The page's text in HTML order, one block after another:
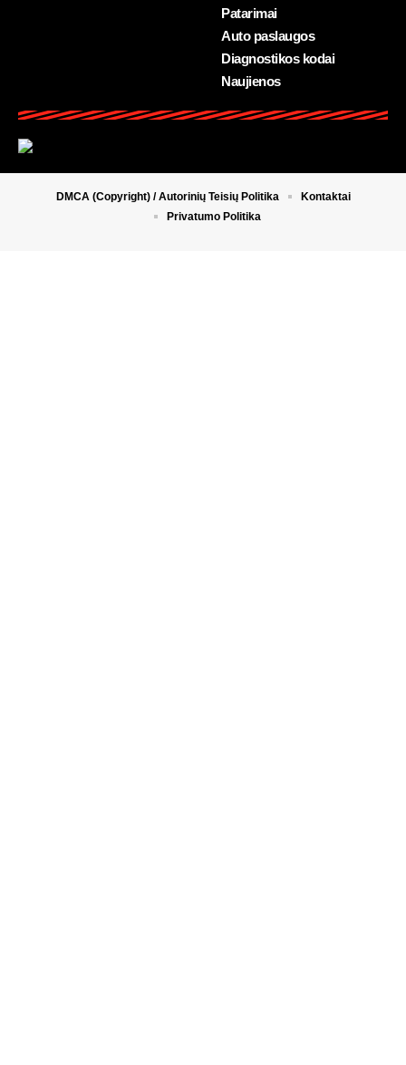
Patarimai
Auto paslaugos
Diagnostikos kodai
Naujienos
DMCA (Copyright) / Autorinių Teisių Politika
Kontaktai
Privatumo Politika